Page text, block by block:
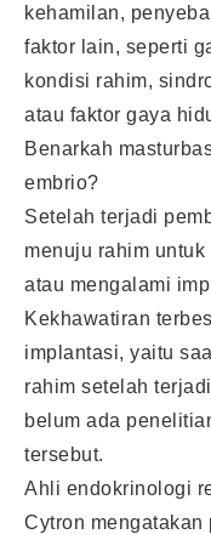
kehamilan,
faktor lain, seperti
kondisi rahim,
atau faktor gaya
Benarkah
embrio?
Setelah terjadi
menuju rahim
atau mengalami
Kekhawatiran
implantasi, yaitu
rahim setelah
belum ada
tersebut.
Ahli endokrinologi
Cytron mengatakan